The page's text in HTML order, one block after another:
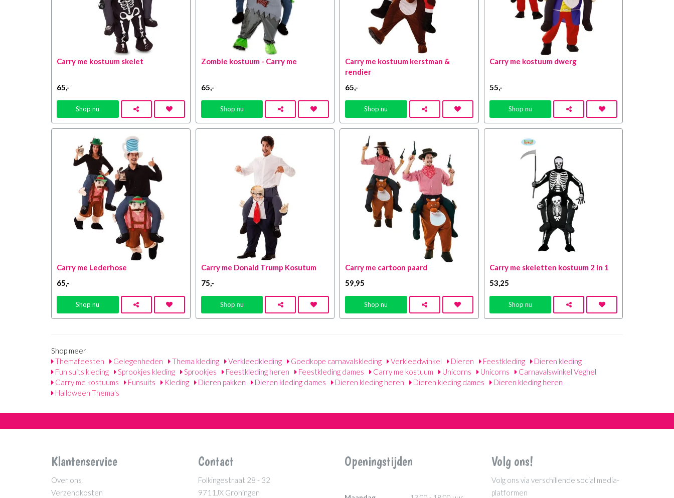
Carry me kostuum skelet
65,-
Shop nu
Zombie kostuum - Carry me
65,-
Shop nu
Carry me kostuum kerstman &
rendier
65,-
Shop nu
Carry me kostuum dwerg
55,-
Shop nu
Carry me Lederhose
65 ,-
Shop nu
Carry me Donald Trump Kosutum
75 ,-
Shop nu
Carry me cartoon paard
59 ,95
Shop nu
Carry me skeletten kostuum 2 in 1
53 ,25
Shop nu
Shop meer
Themafeesten
Gelegenheden Thema kleding Verkleedkleding Goedkope carnavalskleding Verkleedwinkel Dieren Feestkleding
Dieren kleding
Fun suits kleding
Sprookjes kleding Sprookjes Feestkleding heren Feestkleding dames Carry me kostuum Unicorns Unicorns
Carnavalswinkel Veghel
Carry me kostuums
Funsuits Kleding Dieren pakken Dieren kleding dames Dieren kleding heren Dieren kleding dames
Dieren kleding heren
Halloween Thema's
Klantenservice
Over ons
Verzendkosten
Contact
Folkingestraat 28 - 32
9711JX Groningen
Openingstijden Volg ons!
Volg ons via verschillende social media-
platformen